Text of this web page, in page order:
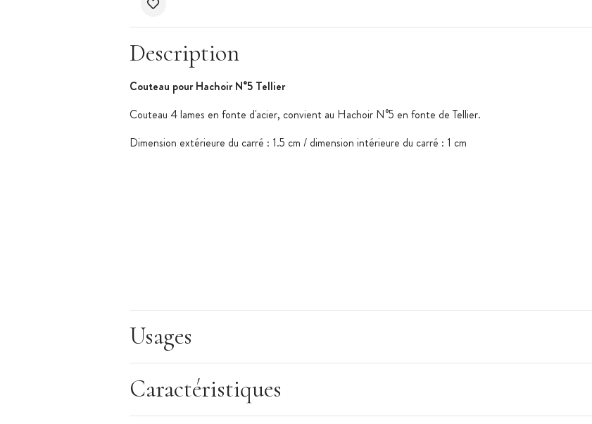
Description
Couteau pour Hachoir N°5 Tellier
Couteau 4 lames en fonte d'acier, convient au Hachoir N°5 en fonte de Tellier.
Dimension extérieure du carré : 1.5 cm / dimension intérieure du carré : 1 cm
Usages
Caractéristiques